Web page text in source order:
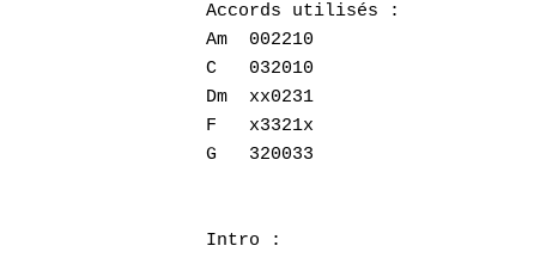
Accords utilisés :
Am  002210
C   032010
Dm  xx0231
F   x3321x
G   320033
Intro :